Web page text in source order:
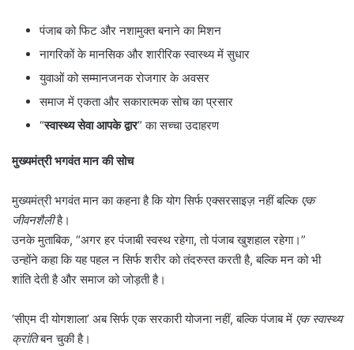
पंजाब को फिट और नशामुक्त बनाने का मिशन
नागरिकों के मानसिक और शारीरिक स्वास्थ्य में सुधार
युवाओं को सम्मानजनक रोजगार के अवसर
समाज में एकता और सकारात्मक सोच का प्रसार
“स्वास्थ्य सेवा आपके द्वार” का सच्चा उदाहरण
मुख्यमंत्री भगवंत मान की सोच
मुख्यमंत्री भगवंत मान का कहना है कि योग सिर्फ एक्सरसाइज़ नहीं बल्कि एक
जीवनशैलीहै।
उनके मुताबिक, “अगर हर पंजाबी स्वस्थ रहेगा, तो पंजाब खुशहाल रहेगा।”
उन्होंने कहा कि यह पहल न सिर्फ शरीर को तंदरुस्त करती है, बल्कि मन को भी
शांति देती है और समाज को जोड़ती है।
‘सीएम दी योगशाला’ अब सिर्फ एक सरकारी योजना नहीं, बल्कि पंजाब में एक स्वास्थ्य
क्रांतिबन चुकी है।